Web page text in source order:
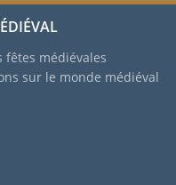
fêtes médiévales
sur le monde médiéval